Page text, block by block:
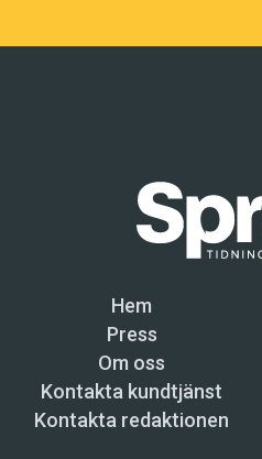
Hem
Press
Om oss
Kontakta kundtjänst
Kontakta redaktionen